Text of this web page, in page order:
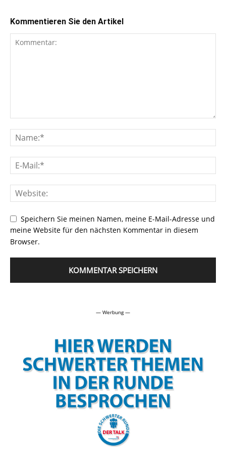
Kommentieren Sie den Artikel
Speichern Sie meinen Namen, meine E-Mail-Adresse und
meine Website für den nächsten Kommentar in diesem
Browser.
— Werbung —